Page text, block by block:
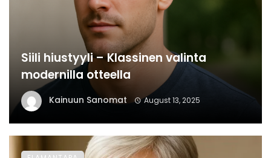
Siili hiustyyli – Klassinen valinta
modernilla otteella
Kainuun Sanomat August 13, 2025